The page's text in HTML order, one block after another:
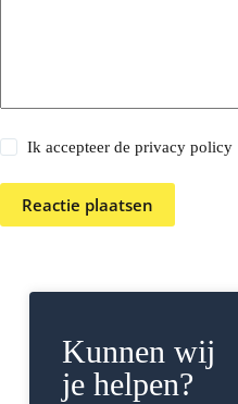
Ik accepteer de privacy policy
Reactie plaatsen
Kunnen wij
je helpen?